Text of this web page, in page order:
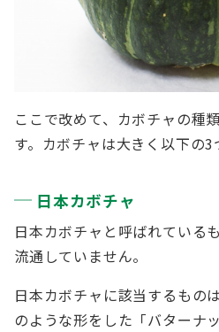
ここで改めて、カボチャの種
す。カボチャは大きく以下の3
日本カボチャ
日本カボチャと呼ばれている
流通していません。
日本カボチャに該当するもの
のような形をした「バターナ